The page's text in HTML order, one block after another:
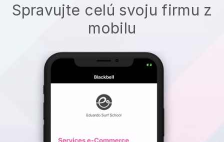
Spravujte celú svoju firmu z
mobilu